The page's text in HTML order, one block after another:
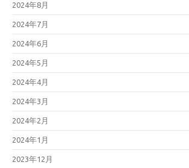
2024年8月
2024年7月
2024年6月
2024年5月
2024年4月
2024年3月
2024年2月
2024年1月
2023年12月